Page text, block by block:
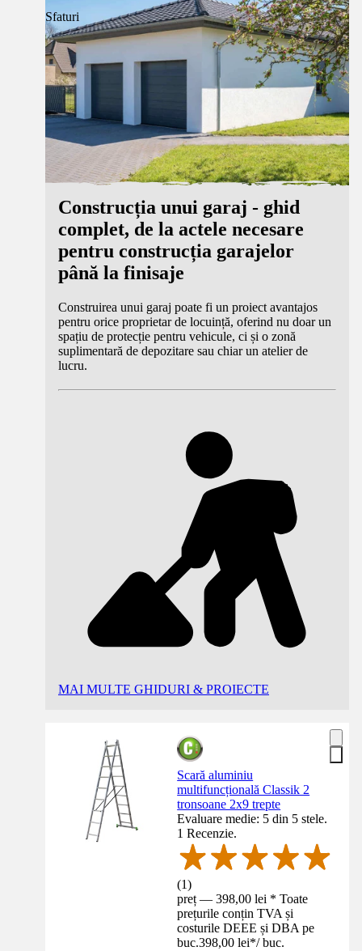
Sfaturi
Construcția unui garaj - ghid
complet, de la actele necesare
pentru construcția garajelor
până la finisaje
Construirea unui garaj poate fi un proiect avantajos
pentru orice proprietar de locuință, oferind nu doar un
spațiu de protecție pentru vehicule, ci și o zonă
suplimentară de depozitare sau chiar un atelier de
lucru.
MAI MULTE GHIDURI & PROIECTE
Scară aluminiu
multifuncțională Classik 2
tronsoane 2x9 trepte
Evaluare medie: 5 din 5 stele.
1 Recenzie.
(1)
preț — 398,00 lei * Toate
prețurile conțin TVA și
costurile DEEE și DBA pe
buc.398,00 lei*/ buc.